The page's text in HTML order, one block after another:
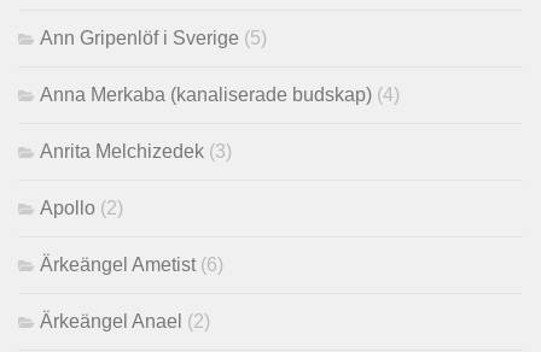
Ann Gripenlöf i Sverige (5)
Anna Merkaba (kanaliserade budskap) (4)
Anrita Melchizedek (3)
Apollo (2)
Ärkeängel Ametist (6)
Ärkeängel Anael (2)